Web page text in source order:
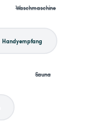
Waschmaschine
Handyempfang
Sauna